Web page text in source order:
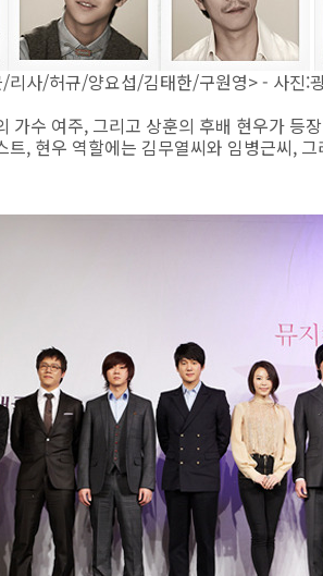
규/양요섭/김태한/구원영> - 사진:광
가수 여주, 그리고 상훈의 후배 현우가 등
, 현우 역할에는 김무열씨와 임병근씨,